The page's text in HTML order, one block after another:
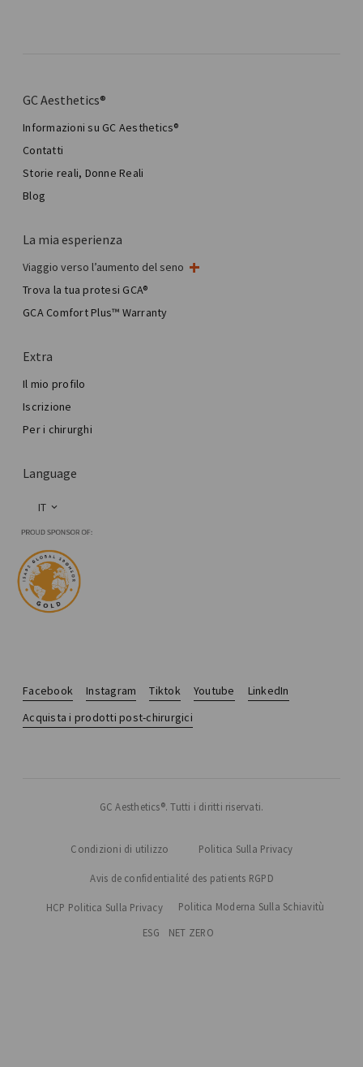
GC Aesthetics®
Informazioni su GC Aesthetics®
Contatti
Storie reali, Donne Reali
Blog
La mia esperienza
Viaggio verso l’aumento del seno
Il mio intervento al seno
Chirurgia mammaria estetica
Total Breast Reconstruction™
Trova la tua protesi GCA®
GCA Comfort Plus™ Warranty
Extra
Il mio profilo
Iscrizione
Per i chirurghi
Language
IT
Facebook Instagram Tiktok Youtube
LinkedIn
Acquista i prodotti post-chirurgici
GC Aesthetics®. Tutti i diritti riservati.
Condizioni di utilizzo Politica Sulla Privacy
Avis de confidentialité des patients RGPD
HCP Politica Sulla Privacy Politica Moderna Sulla Schiavitù
ESG NET ZERO